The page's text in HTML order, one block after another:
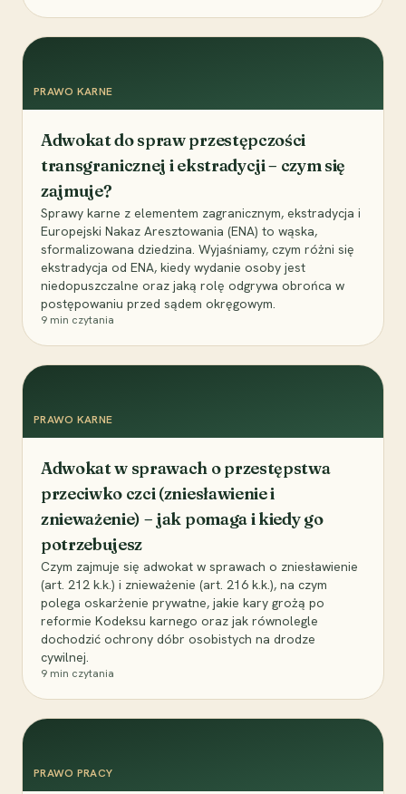
PRAWO KARNE
Adwokat do spraw przestępczości
transgranicznej i ekstradycji – czym się
zajmuje?
Sprawy karne z elementem zagranicznym, ekstradycja i
Europejski Nakaz Aresztowania (ENA) to wąska,
sformalizowana dziedzina. Wyjaśniamy, czym różni się
ekstradycja od ENA, kiedy wydanie osoby jest
niedopuszczalne oraz jaką rolę odgrywa obrońca w
postępowaniu przed sądem okręgowym.
9 min czytania
PRAWO KARNE
Adwokat w sprawach o przestępstwa
przeciwko czci (zniesławienie i
znieważenie) – jak pomaga i kiedy go
potrzebujesz
Czym zajmuje się adwokat w sprawach o zniesławienie
(art. 212 k.k.) i znieważenie (art. 216 k.k.), na czym
polega oskarżenie prywatne, jakie kary grożą po
reformie Kodeksu karnego oraz jak równolegle
dochodzić ochrony dóbr osobistych na drodze
cywilnej.
9 min czytania
PRAWO PRACY